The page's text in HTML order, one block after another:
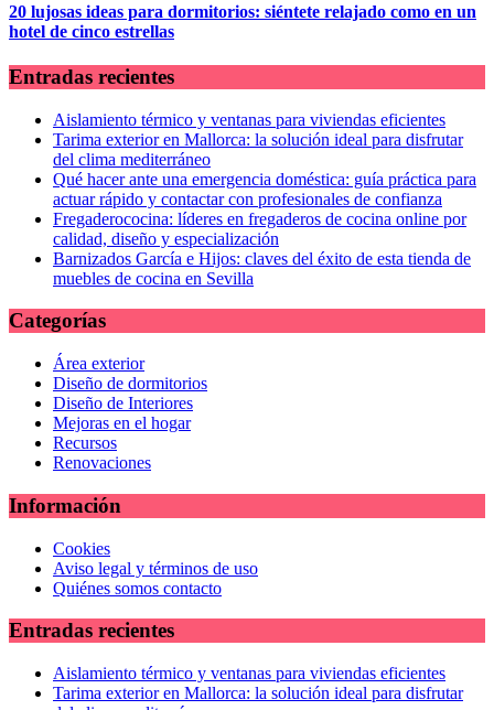
20 lujosas ideas para dormitorios: siéntete relajado como en un
hotel de cinco estrellas
Entradas recientes
Aislamiento térmico y ventanas para viviendas eficientes
Tarima exterior en Mallorca: la solución ideal para disfrutar
del clima mediterráneo
Qué hacer ante una emergencia doméstica: guía práctica para
actuar rápido y contactar con profesionales de confianza
Fregaderococina: líderes en fregaderos de cocina online por
calidad, diseño y especialización
Barnizados García e Hijos: claves del éxito de esta tienda de
muebles de cocina en Sevilla
Categorías
Área exterior
Diseño de dormitorios
Diseño de Interiores
Mejoras en el hogar
Recursos
Renovaciones
Información
Cookies
Aviso legal y términos de uso
Quiénes somos contacto
Entradas recientes
Aislamiento térmico y ventanas para viviendas eficientes
Tarima exterior en Mallorca: la solución ideal para disfrutar